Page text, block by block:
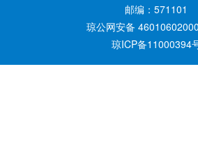
邮编：571101
琼公网安备
琼ICP备11000394